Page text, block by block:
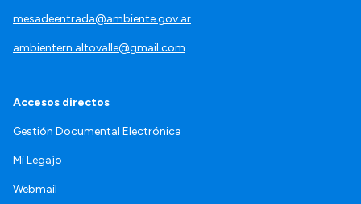
mesadeentrada@ambiente.gov.ar
ambientern.altovalle@gmail.com
Accesos directos
Gestión Documental Electrónica
Mi Legajo
Webmail